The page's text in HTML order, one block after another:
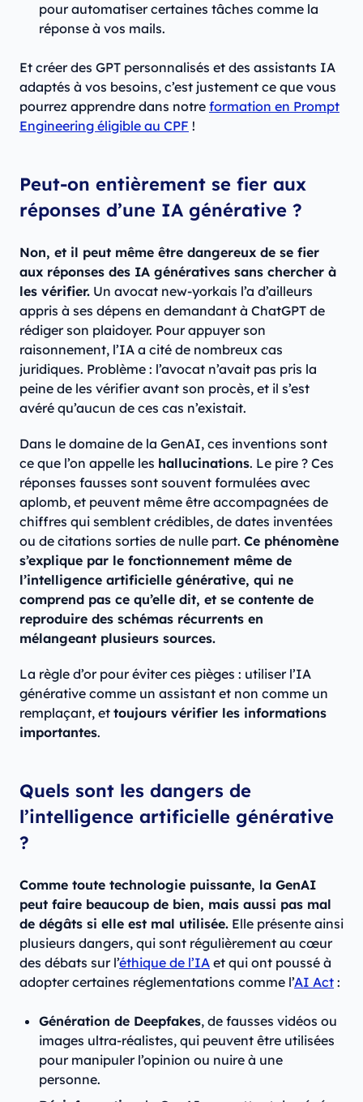
pour automatiser certaines tâches comme la
réponse à vos mails.
Et créer des GPT personnalisés et des assistants IA
adaptés à vos besoins, c’est justement ce que vous
pourrez apprendre dans notre formation en Prompt
Engineering éligible au CPF !
Peut-on entièrement se fier aux
réponses d’une IA générative ?
Non, et il peut même être dangereux de se fier
aux réponses des IA génératives sans chercher à
les vérifier. Un avocat new-yorkais l’a d’ailleurs
appris à ses dépens en demandant à ChatGPT de
rédiger son plaidoyer. Pour appuyer son
raisonnement, l’IA a cité de nombreux cas
juridiques. Problème : l’avocat n’avait pas pris la
peine de les vérifier avant son procès, et il s’est
avéré qu’aucun de ces cas n’existait.
Dans le domaine de la GenAI, ces inventions sont
ce que l’on appelle les hallucinations. Le pire ? Ces
réponses fausses sont souvent formulées avec
aplomb, et peuvent même être accompagnées de
chiffres qui semblent crédibles, de dates inventées
ou de citations sorties de nulle part. Ce phénomène
s’explique par le fonctionnement même de
l’intelligence artificielle générative, qui ne
comprend pas ce qu’elle dit, et se contente de
reproduire des schémas récurrents en
mélangeant plusieurs sources.
La règle d’or pour éviter ces pièges : utiliser l’IA
générative comme un assistant et non comme un
remplaçant, et toujours vérifier les informations
importantes.
Quels sont les dangers de
l’intelligence artificielle générative
?
Comme toute technologie puissante, la GenAI
peut faire beaucoup de bien, mais aussi pas mal
de dégâts si elle est mal utilisée. Elle présente ainsi
plusieurs dangers, qui sont régulièrement au cœur
des débats sur l’éthique de l’IA et qui ont poussé à
adopter certaines réglementations comme l’AI Act :
Génération de Deepfakes, de fausses vidéos ou
images ultra-réalistes, qui peuvent être utilisées
pour manipuler l’opinion ou nuire à une
personne.